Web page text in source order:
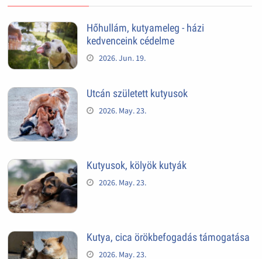
Hőhullám, kutyameleg - házi
kedvenceink cédelme
2026. Jun. 19.
Utcán született kutyusok
2026. May. 23.
Kutyusok, kölyök kutyák
2026. May. 23.
Kutya, cica örökbefogadás támogatása
2026. May. 23.